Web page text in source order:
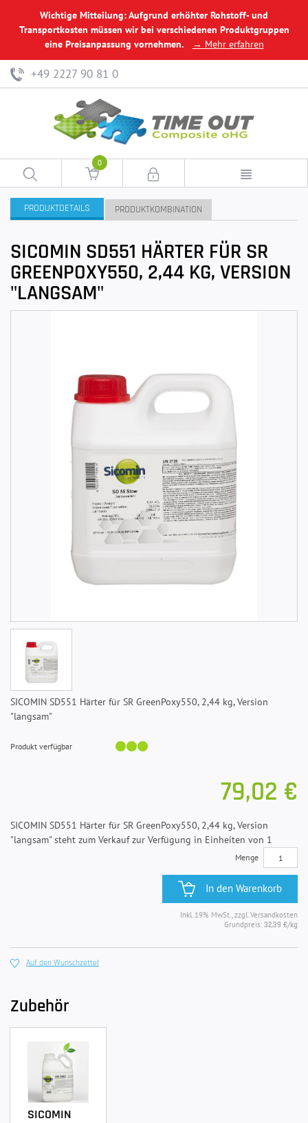
Wichtige Mitteilung: Aufgrund erhöhter Rohstoff- und
Transportkosten müssen wir bei verschiedenen Produktgruppen
eine Preisanpassung vornehmen.
→ Mehr erfahren
+49 2227 90 81 0
0
PRODUKTDETAILS PRODUKTKOMBINATION
SICOMIN SD551 HÄRTER FÜR SR
GREENPOXY550, 2,44 KG, VERSION
"LANGSAM"
SICOMIN SD551 Härter für SR GreenPoxy550, 2,44 kg, Version
"langsam"
Produkt verfügbar
79,02 €
SICOMIN SD551 Härter für SR GreenPoxy550, 2,44 kg, Version
"langsam" steht zum Verkauf zur Verfügung in Einheiten von 1
Menge
In den Warenkorb
Inkl. 19% MwSt., zzgl. Versandkosten
Grundpreis: 32,39 €/kg
Auf den Wunschzettel
Zubehör
SICOMIN